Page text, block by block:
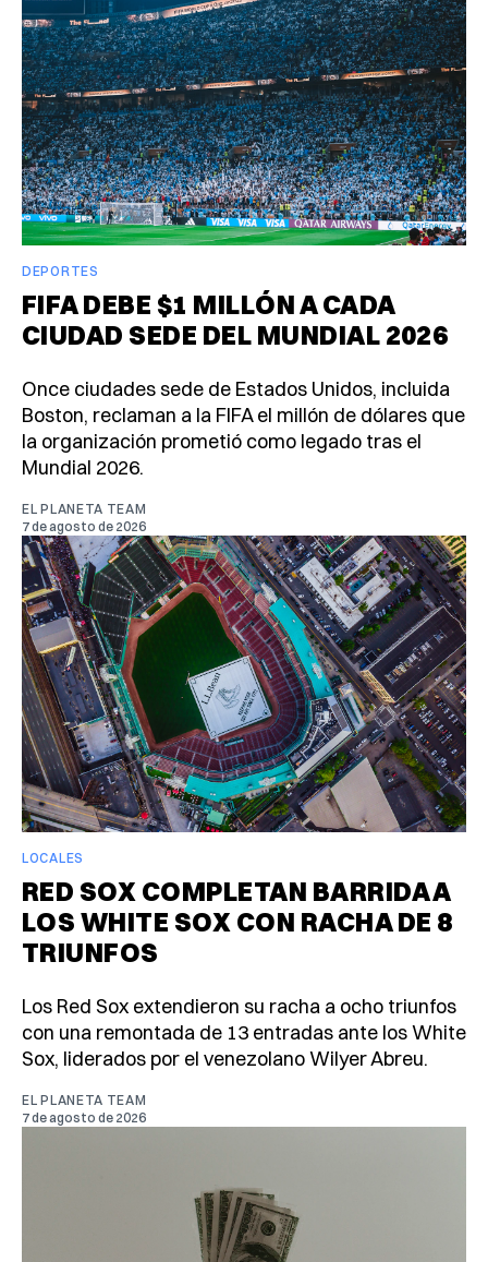
DEPORTES
FIFA DEBE $1 MILLÓN A CADA
CIUDAD SEDE DEL MUNDIAL 2026
Once ciudades sede de Estados Unidos, incluida
Boston, reclaman a la FIFA el millón de dólares que
la organización prometió como legado tras el
Mundial 2026.
EL PLANETA TEAM
7 de agosto de 2026
LOCALES
RED SOX COMPLETAN BARRIDA A
LOS WHITE SOX CON RACHA DE 8
TRIUNFOS
Los Red Sox extendieron su racha a ocho triunfos
con una remontada de 13 entradas ante los White
Sox, liderados por el venezolano Wilyer Abreu.
EL PLANETA TEAM
7 de agosto de 2026